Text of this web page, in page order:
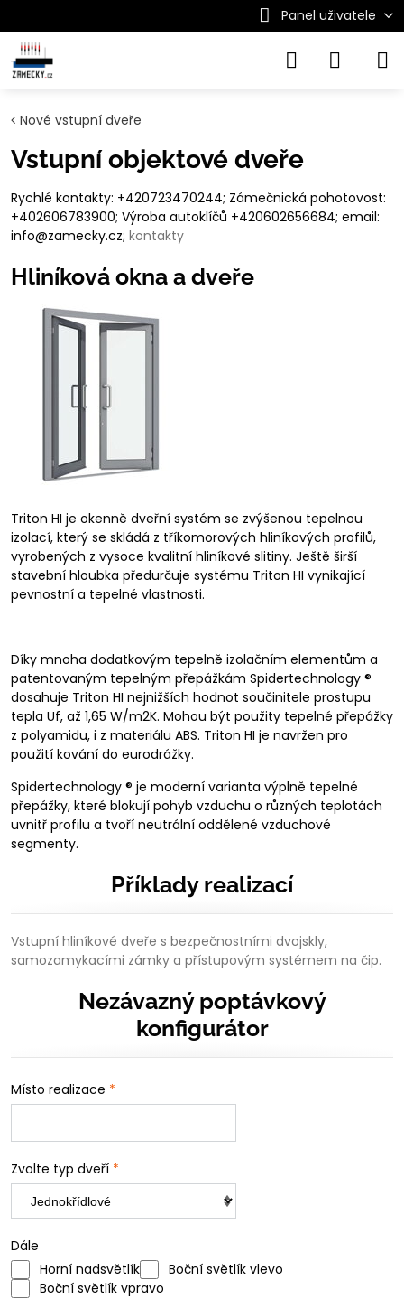
Panel uživatele
Nové vstupní dveře
Vstupní objektové dveře
Rychlé kontakty: +420723470244; Zámečnická pohotovost:
+402606783900; Výroba autoklíčů +420602656684; email:
info@zamecky.cz; kontakty
Hliníková okna a dveře
Triton HI je okenně dveřní systém se zvýšenou tepelnou
izolací, který se skládá z tříkomorových hliníkových profilů,
vyrobených z vysoce kvalitní hliníkové slitiny. Ještě širší
stavební hloubka předurčuje systému Triton HI vynikající
pevnostní a tepelné vlastnosti.
Díky mnoha dodatkovým tepelně izolačním elementům a
patentovaným tepelným přepážkám Spidertechnology ®
dosahuje Triton HI nejnižších hodnot součinitele prostupu
tepla Uf, až 1,65 W/m2K. Mohou být použity tepelné přepážky
z polyamidu, i z materiálu ABS. Triton HI je navržen pro
použití kování do eurodrážky.
Spidertechnology ® je moderní varianta výplně tepelné
přepážky, které blokují pohyb vzduchu o různých teplotách
uvnitř profilu a tvoří neutrální oddělené vzduchové
segmenty.
Příklady realizací
Vstupní hliníkové dveře s bezpečnostními dvojskly,
samozamykacími zámky a přístupovým systémem na čip.
Nezávazný poptávkový
konfigurátor
Místo realizace *
Zvolte typ dveří *
Dále
Horní nadsvětlík
Boční světlík vlevo
Boční světlík vpravo